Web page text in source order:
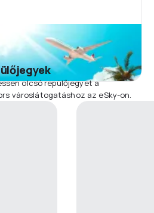
olcsó repülőjegyet a
városlátogatáshoz az eSky-on.